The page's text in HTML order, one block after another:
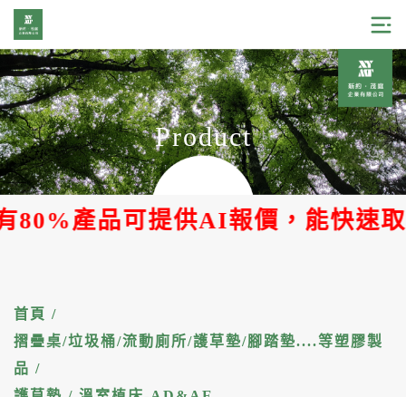
Product
產品可提供AI報價，能快速取
首頁 /
摺疊桌/垃圾桶/流動廁所/護草墊/腳踏墊....等塑膠製
品 /